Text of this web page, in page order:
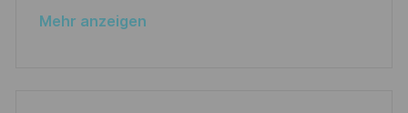
c
e
Mehr anzeigen